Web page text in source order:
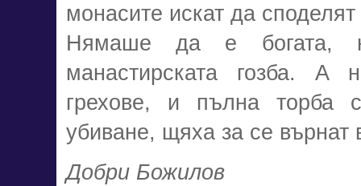
монасите искат да
Нямаше да е
манастирската гозба. А
грехове, и пълна торба
убиване, щяха за се
Добри Божилов